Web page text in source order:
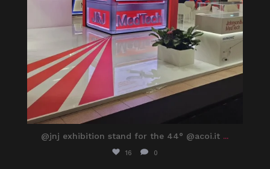
@jnj exhibition stand for the 44° @acoi.it ...
16 0